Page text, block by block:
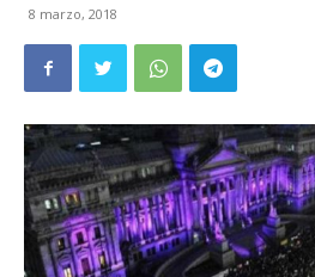
8 marzo, 2018